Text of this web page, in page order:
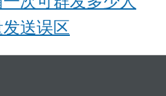
送误区